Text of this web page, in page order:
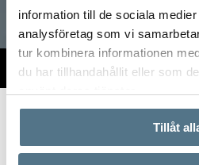
information till de sociala
analysföretag som vi
tur kombinera informationen
du har tillhandahållit eller som
Tillåt
TILL SALU VI PÅ KONTORET